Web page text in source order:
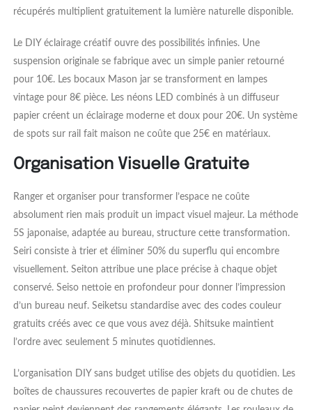
récupérés multiplient gratuitement la lumière naturelle disponible.
Le DIY éclairage créatif ouvre des possibilités infinies. Une
suspension originale se fabrique avec un simple panier retourné
pour 10€. Les bocaux Mason jar se transforment en lampes
vintage pour 8€ pièce. Les néons LED combinés à un diffuseur
papier créent un éclairage moderne et doux pour 20€. Un système
de spots sur rail fait maison ne coûte que 25€ en matériaux.
Organisation Visuelle Gratuite
Ranger et organiser pour transformer l’espace ne coûte
absolument rien mais produit un impact visuel majeur. La méthode
5S japonaise, adaptée au bureau, structure cette transformation.
Seiri consiste à trier et éliminer 50% du superflu qui encombre
visuellement. Seiton attribue une place précise à chaque objet
conservé. Seiso nettoie en profondeur pour donner l’impression
d’un bureau neuf. Seiketsu standardise avec des codes couleur
gratuits créés avec ce que vous avez déjà. Shitsuke maintient
l’ordre avec seulement 5 minutes quotidiennes.
L’organisation DIY sans budget utilise des objets du quotidien. Les
boîtes de chaussures recouvertes de papier kraft ou de chutes de